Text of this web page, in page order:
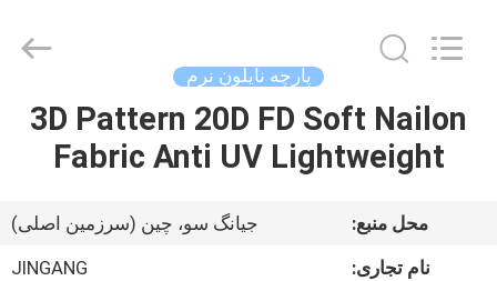
خانه
درباره
Jingang
Reserved.
پارچه نایلون نرم
3D Pattern 20D FD Soft Nailon
Fabric Anti UV Lightweight
محل منبع:
جیانگ سو، چین (سرزمین اصلی)
نام تجاری:
JINGANG